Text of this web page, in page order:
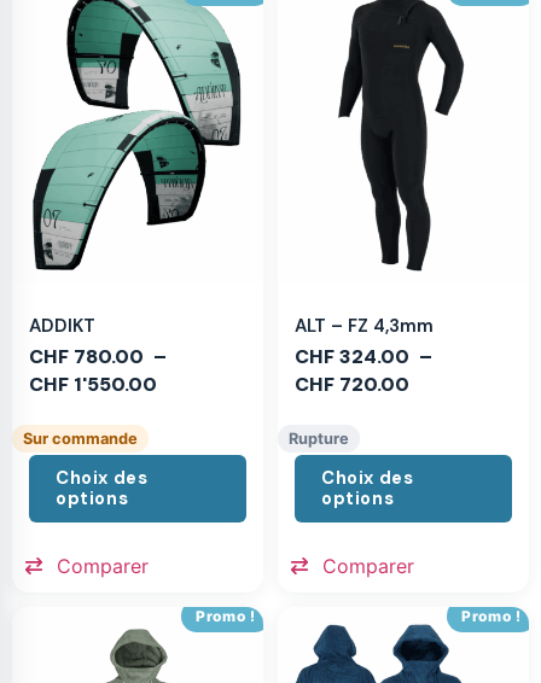
ADDIKT
CHF 780.00 –
CHF 1'550.00
Sur commande
Choix des
options
Comparer
ALT – FZ 4,3mm
CHF324.00 –
CHF 720.00
Rupture
Choix des
options
Comparer
Promo ! Promo !